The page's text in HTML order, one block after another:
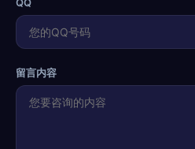
留言内容